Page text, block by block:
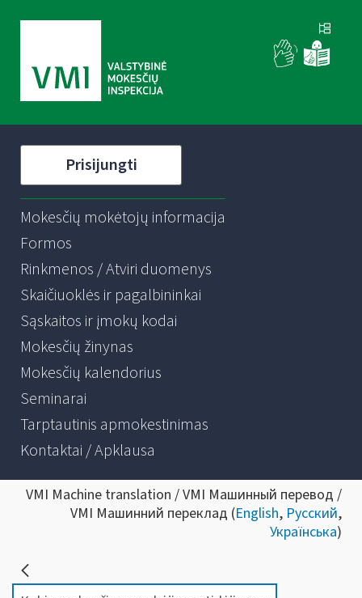
Prisijungti
Mokesčių mokėtojų informacija
Formos
Rinkmenos / Atviri duomenys
Skaičiuoklės ir pagalbininkai
Sąskaitos ir įmokų kodai
Mokesčių žinynas
Mokesčių kalendorius
Seminarai
Tarptautinis apmokestinimas
Kontaktai / Apklausa
VMI Machine translation / VMI Машинный перевод /
VMI Машинний переклад (English, Русский,
Українська)